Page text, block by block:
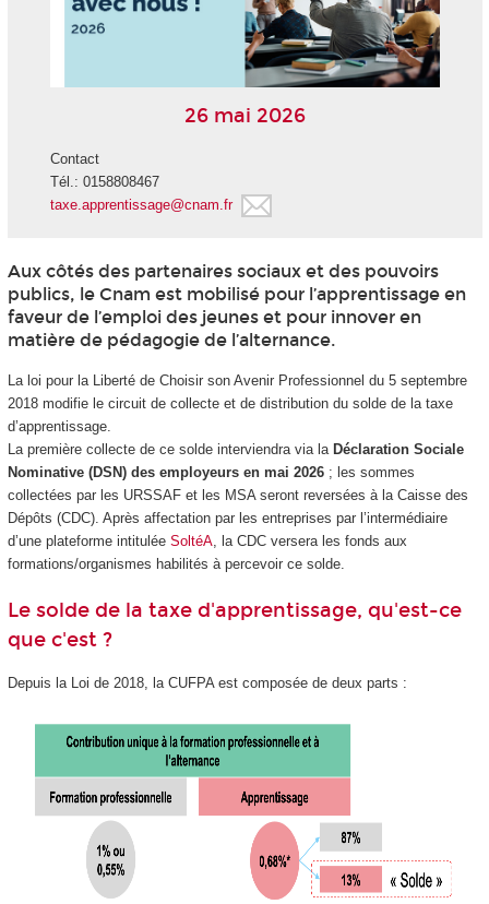
26 mai 2026
Contact
Tél.: 0158808467
taxe.apprentissage@cnam.fr
Aux côtés des partenaires sociaux et des pouvoirs
publics, le Cnam est mobilisé pour l’apprentissage en
faveur de l’emploi des jeunes et pour innover en
matière de pédagogie de l’alternance.
La loi pour la Liberté de Choisir son Avenir Professionnel du 5 septembre
2018 modifie le circuit de collecte et de distribution du solde de la taxe
d’apprentissage.
La première collecte de ce solde interviendra via la Déclaration Sociale
Nominative (DSN) des employeurs en mai 2026; les sommes
collectées par les URSSAF et les MSA seront reversées à la Caisse des
Dépôts (CDC). Après affectation par les entreprises par l’intermédiaire
d’une plateforme intitulée SoltéA, la CDC versera les fonds aux
formations/organismes habilités à percevoir ce solde.
Le solde de la taxe d'apprentissage, qu'est-ce
que c'est ?
Depuis la Loi de 2018, la CUFPA est composée de deux parts :